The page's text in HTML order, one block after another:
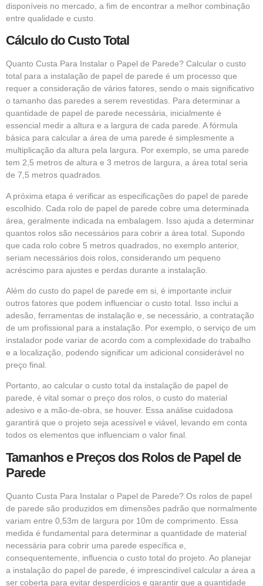
disponíveis no mercado, a fim de encontrar a melhor combinação
entre qualidade e custo.
Cálculo do Custo Total
Quanto Custa Para Instalar o Papel de Parede? Calcular o custo
total para a instalação de papel de parede é um processo que
requer a consideração de vários fatores, sendo o mais significativo
o tamanho das paredes a serem revestidas. Para determinar a
quantidade de papel de parede necessária, inicialmente é
essencial medir a altura e a largura de cada parede. A fórmula
básica para calcular a área de uma parede é simplesmente a
multiplicação da altura pela largura. Por exemplo, se uma parede
tem 2,5 metros de altura e 3 metros de largura, a área total seria
de 7,5 metros quadrados.
A próxima etapa é verificar as especificações do papel de parede
escolhido. Cada rolo de papel de parede cobre uma determinada
área, geralmente indicada na embalagem. Isso ajuda a determinar
quantos rolos são necessários para cobrir a área total. Supondo
que cada rolo cobre 5 metros quadrados, no exemplo anterior,
seriam necessários dois rolos, considerando um pequeno
acréscimo para ajustes e perdas durante a instalação.
Além do custo do papel de parede em si, é importante incluir
outros fatores que podem influenciar o custo total. Isso inclui a
adesão, ferramentas de instalação e, se necessário, a contratação
de um profissional para a instalação. Por exemplo, o serviço de um
instalador pode variar de acordo com a complexidade do trabalho
e a localização, podendo significar um adicional considerável no
preço final.
Portanto, ao calcular o custo total da instalação de papel de
parede, é vital somar o preço dos rolos, o custo do material
adesivo e a mão-de-obra, se houver. Essa análise cuidadosa
garantirá que o projeto seja acessível e viável, levando em conta
todos os elementos que influenciam o valor final.
Tamanhos e Preços dos Rolos de Papel de
Parede
Quanto Custa Para Instalar o Papel de Parede? Os rolos de papel
de parede são produzidos em dimensões padrão que normalmente
variam entre 0,53m de largura por 10m de comprimento. Essa
medida é fundamental para determinar a quantidade de material
necessária para cobrir uma parede específica e,
consequentemente, influencia o custo total do projeto. Ao planejar
a instalação do papel de parede, é imprescindível calcular a área a
ser coberta para evitar desperdícios e garantir que a quantidade